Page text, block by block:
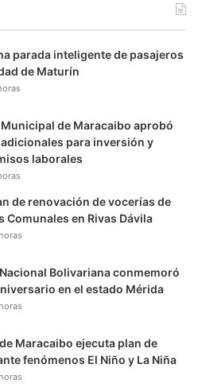
parada inteligente de pasajeros
de Maturín
de Maracaibo aprobó
para inversión y
laborales
de renovación de vocerías de
Comunales en Rivas Dávila
Bolivariana conmemoró
en el estado Mérida
Maracaibo ejecuta plan de
fenómenos El Niño y La Niña